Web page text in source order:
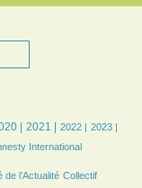
| 2021 | 2022 | 2023 |
International
de l’Actualité Collectif